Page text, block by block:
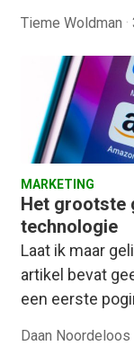
Tieme Woldman ·
MARKETING
Het grootste
technologie
Laat ik maar
artikel bevat
een eerste
Daan Noordeloos